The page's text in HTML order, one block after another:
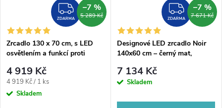
ZDARMA
ZDARMA 5 289 Kč
–7 %
Zrcadlo 130 x 70 cm, s LED
osvětlením a funkcí proti
4 919 Kč
Měrná
cena:
4 919 Kč / 1 ks
Skladem
ZDARMA 7 671 Kč
–7 %
Designové LED zrcadlo Noir
140x60 cm – černý mat,
7 134 Kč
Skladem